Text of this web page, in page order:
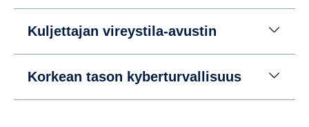
Kuljettajan vireystila-avustin
Korkean tason kyberturvallisuus